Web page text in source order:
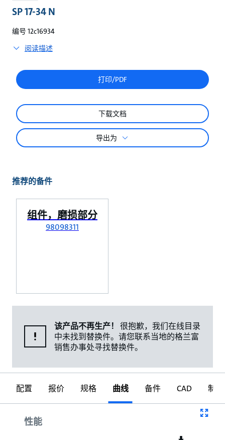
SP 17-34 N
编号 12c16934
阅读描述
打印/PDF
下载文档
导出为
推荐的备件
组件，磨损部分
98098311
该产品不再生产！
很抱歉，我们在线目录
中未找到替换件。请您联系当地的格兰富
销售办事处寻找替换件。
配置 报价 规格 曲线 备件 CAD 制图
性能